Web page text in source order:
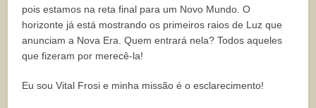
pois estamos na reta final para um Novo Mundo. O
horizonte já está mostrando os primeiros raios de Luz que
anunciam a Nova Era. Quem entrará nela? Todos aqueles
que fizeram por merecê-la!
Eu sou Vital Frosi e minha missão é o esclarecimento!